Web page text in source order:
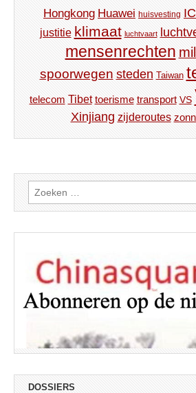
Hongkong Huawei huisvesting
justitie klimaat luchtvaart
mensenrechten
spoorwegen steden Taiwan
telecom Tibet toerisme transport VS
Xinjiang zijderoutes
Zoeken
naar:
DOSSIERS